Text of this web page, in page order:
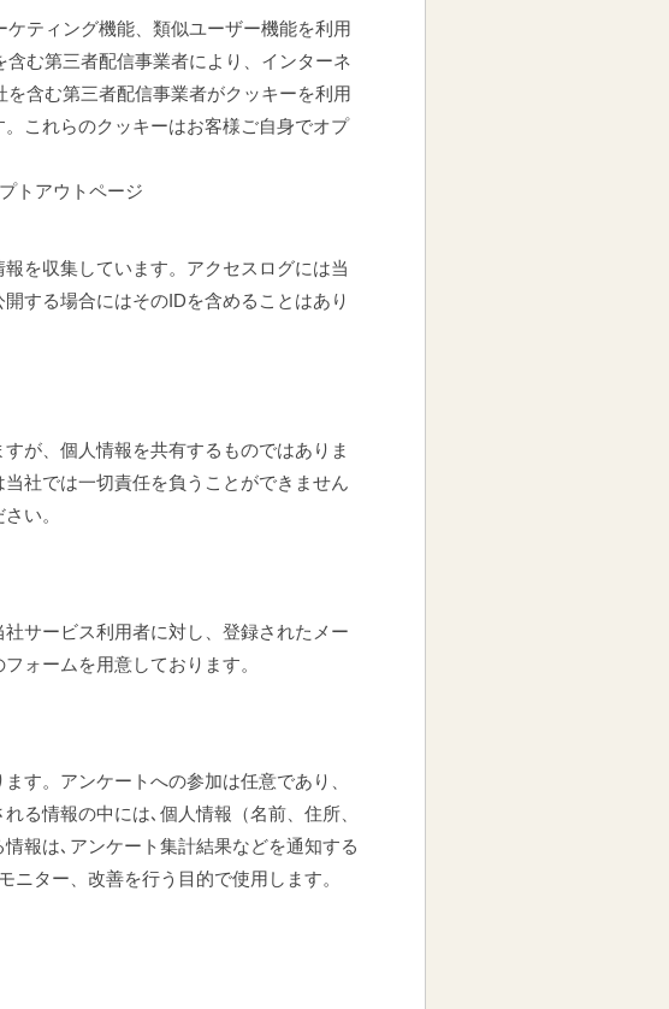
ティング機能、類似ユーザー機能を利用
む第三者配信事業者により、インターネ
含む第三者配信事業者がクッキーを利用
これらのクッキーはお客様ご自身でオプ
トアウトページ
を収集しています。アクセスログには当
する場合にはそのIDを含めることはあり
が、個人情報を共有するものではありま
社では一切責任を負うことができません
い。
サービス利用者に対し、登録されたメー
ォームを用意しております。
す。アンケートへの参加は任意であり、
る情報の中には､個人情報（名前、住所、
報は､アンケート集計結果などを通知する
ター、改善を行う目的で使用します。